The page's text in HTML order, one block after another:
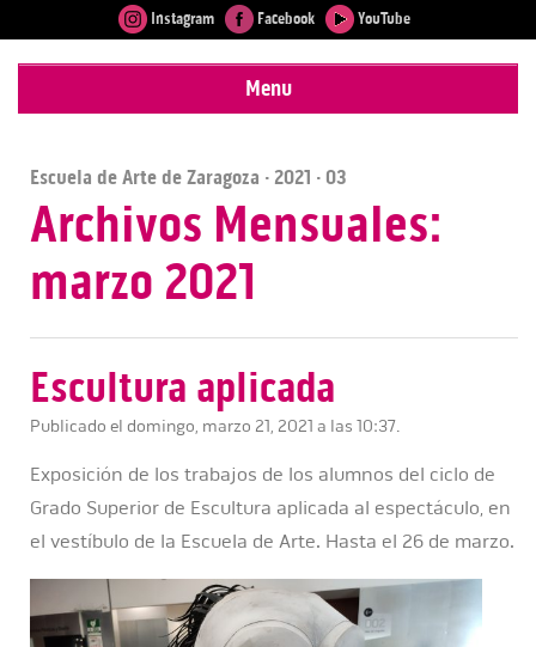
Instagram Facebook YouTube
Menu
Escuela de Arte de Zaragoza · 2021 · 03
Archivos Mensuales:
marzo 2021
Escultura aplicada
Publicado el domingo, marzo 21, 2021 a las 10:37.
Exposición de los trabajos de los alumnos del ciclo de
Grado Superior de Escultura aplicada al espectáculo, en
el vestíbulo de la Escuela de Arte. Hasta el 26 de marzo.